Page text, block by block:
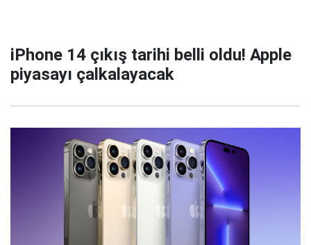
iPhone 14 çıkış tarihi belli oldu! Apple
piyasayı çalkalayacak